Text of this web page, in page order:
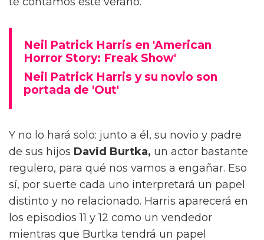
Neil Patrick Harris en 'American
Horror Story: Freak Show'
Neil Patrick Harris y su novio son
portada de 'Out'
Y no lo hará solo: junto a él, su novio y padre
de sus hijos David Burtka, un actor bastante
regulero, para qué nos vamos a engañar. Eso
sí, por suerte cada uno interpretará un papel
distinto y no relacionado. Harris aparecerá en
los episodios 11 y 12 como un vendedor
mientras que Burtka tendrá un papel